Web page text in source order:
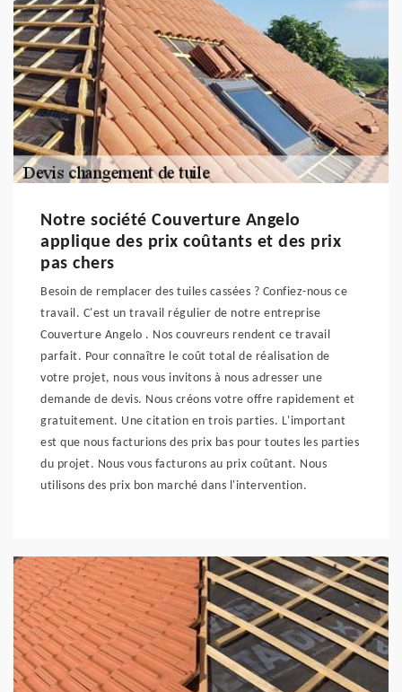
Notre société Couverture Angelo
applique des prix coûtants et des prix
pas chers
Besoin de remplacer des tuiles cassées ? Confiez-nous ce
travail. C'est un travail régulier de notre entreprise
Couverture Angelo . Nos couvreurs rendent ce travail
parfait. Pour connaître le coût total de réalisation de
votre projet, nous vous invitons à nous adresser une
demande de devis. Nous créons votre offre rapidement et
gratuitement. Une citation en trois parties. L'important
est que nous facturions des prix bas pour toutes les parties
du projet. Nous vous facturons au prix coûtant. Nous
utilisons des prix bon marché dans l'intervention.